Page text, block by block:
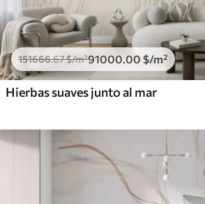
151666.67$/m²91000.00 $/m²
Hierbas suaves junto al mar